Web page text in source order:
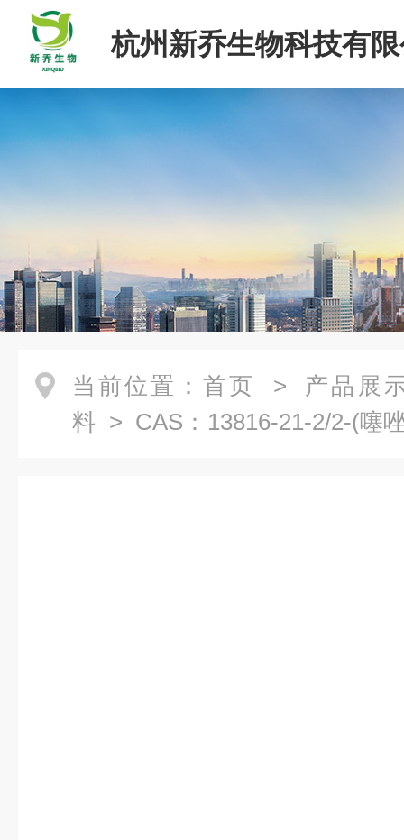
杭州新乔生物科技有
当前位置： 首页 > 产品展
料 > CAS：13816-21-2/2-(噻